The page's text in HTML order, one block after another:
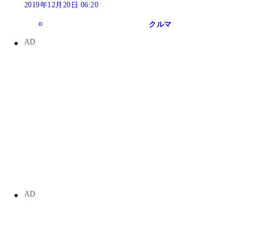
2019年12月20日 06:20
クルマ